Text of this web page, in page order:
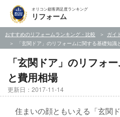
オリコン顧客満足度ランキング
リフォーム
おすすめのリフォームランキング・比較 ガイ
「玄関ドア」のリフォームに関する基礎知識
「玄関ドア」のリフォ
と費用相場
更新日：2017-11-14
住まいの顔ともいえる「玄関